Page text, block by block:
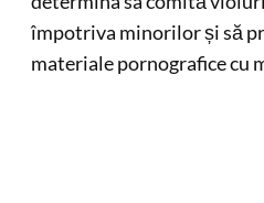
împotriva minorilor și să
materiale pornografice cu